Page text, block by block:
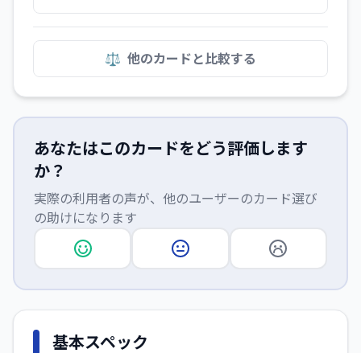
⚖️ 他のカードと比較する
あなたはこのカードをどう評価します
か？
実際の利用者の声が、他のユーザーのカード選び
の助けになります
基本スペック